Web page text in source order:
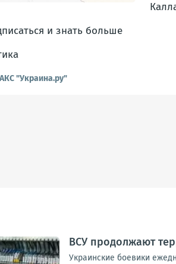
и знать больше
"Украина.ру"
ВСУ продолжают
Украинские боевики